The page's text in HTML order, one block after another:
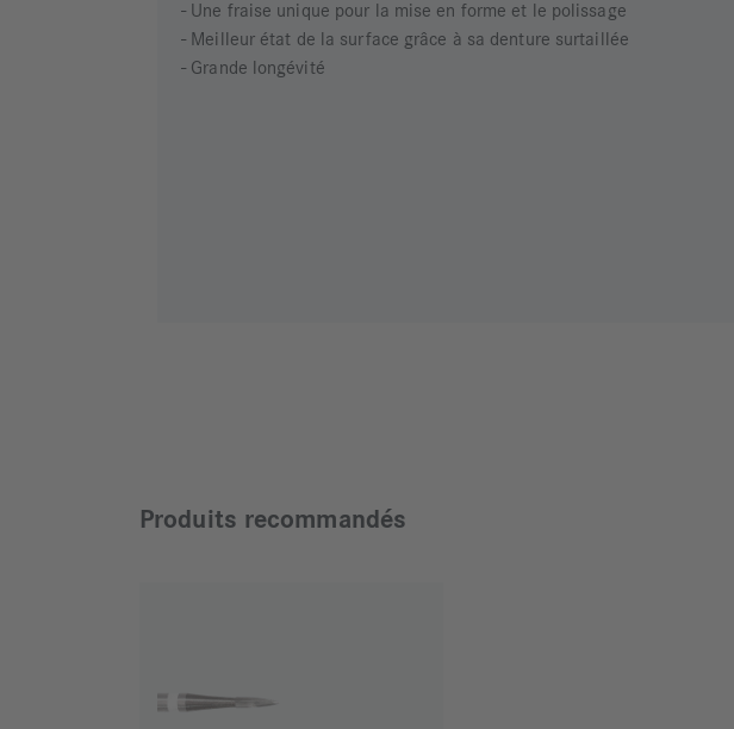
- Une fraise unique pour la mise en forme et le polissage
- Meilleur état de la surface grâce à sa denture surtaillée
- Grande longévité
Produits recommandés